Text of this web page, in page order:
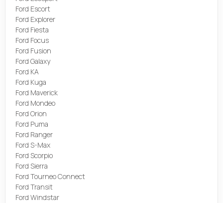
Ford Escort
Ford Explorer
Ford Fiesta
Ford Focus
Ford Fusion
Ford Galaxy
Ford KA
Ford Kuga
Ford Maverick
Ford Mondeo
Ford Orion
Ford Puma
Ford Ranger
Ford S-Max
Ford Scorpio
Ford Sierra
Ford Tourneo Connect
Ford Transit
Ford Windstar